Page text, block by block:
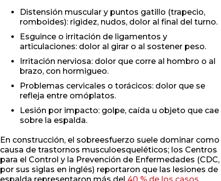
Distensión muscular y puntos gatillo (trapecio,
romboides): rigidez, nudos, dolor al final del turno.
Esguince o irritación de ligamentos y
articulaciones: dolor al girar o al sostener peso.
Irritación nerviosa: dolor que corre al hombro o al
brazo, con hormigueo.
Problemas cervicales o torácicos: dolor que se
refleja entre omóplatos.
Lesión por impacto: golpe, caída u objeto que cae
sobre la espalda.
En construcción, el sobreesfuerzo suele dominar como
causa de trastornos musculoesqueléticos; los Centros
para el Control y la Prevención de Enfermedades (CDC,
por sus siglas en inglés) reportaron que las lesiones de